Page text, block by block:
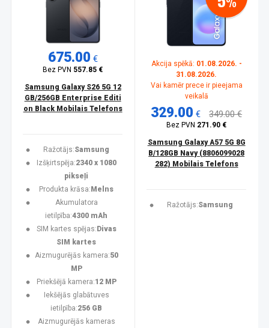
675.00 €
Bez PVN 557.85 €
Samsung Galaxy S26 5G 12
GB/256GB Enterprise Editi
on Black Mobilais Telefons
Ražotājs:Samsung
Izšķirtspēja:2340 x 1080
pikseļi
Produkta krāsa: Melns
Akumulatora
ietilpība:4300 mAh
SIM kartes spējas: Divas
SIM kartes
Aizmugurējās kamera:50
MP
Priekšējā kamera:12 MP
Iekšējās glabātuves
ietilpība:256 GB
Aizmugurējās kameras
Akcija spēkā: 01.08.2026. -
31.08.2026.
Vai kamēr prece ir pieejama
veikalā
329.00 € 349.00 €
Bez PVN 271.90 €
Samsung Galaxy A57 5G 8G
B/128GB Navy (8806099028
282) Mobilais Telefons
Ražotājs:Samsung